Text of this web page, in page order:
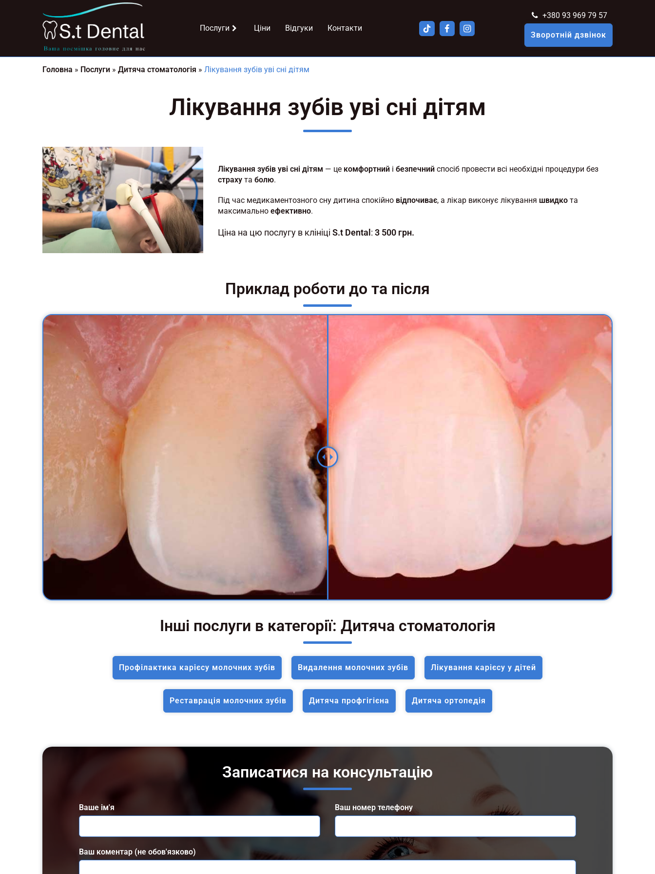
Послуги Ціни Відгуки Контакти
+380 93 969 79 57
Зворотній дзвінок
Головна » Послуги » Дитяча стоматологія » Лікування зубів уві сні дітям
Лікування зубів уві сні дітям
Лікування зубів уві сні дітям — це комфортний і безпечний спосіб провести всі необхідні процедури без
страху та болю.
Під час медикаментозного сну дитина спокійно відпочиває, а лікар виконує лікування швидко та
максимально ефективно.
Ціна на цю послугу в клініці S.t Dental : 3 500 грн.
Приклад роботи до та після
Інші послуги в категорії: Дитяча стоматологія
Профілактика карієсу молочних зубів Видалення молочних зубів Лікування карієсу у дітей
Реставрація молочних зубів Дитяча профгігієна Дитяча ортопедія
Записатися на консультацію
Ваше ім'я Ваш номер телефону
Ваш коментар (не обов'язково)